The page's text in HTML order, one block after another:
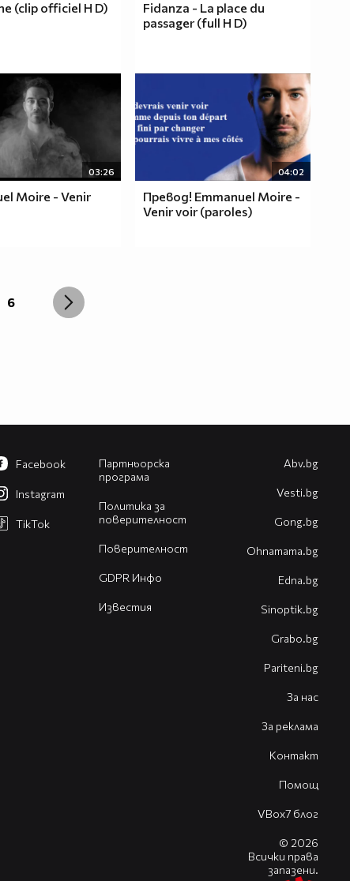
(clip officiel H D)
Fidanza - La place du
passager (full H D)
03:26
Moire - Venir
04:02
Превод! Emmanuel Moire -
Venir voir (paroles)
6
Партньорска
програма
Политика за
поверителност
Поверителност
GDPR Инфо
Известия
Facebook
Instagram
TikTok
Abv.bg
Vesti.bg
Gong.bg
Оhnamama.bg
Edna.bg
Sinoptik.bg
Grabo.bg
Pariteni.bg
За нас
За реклама
Контакт
Помощ
VBox7 блог
© 2026
Всички права
запазени.